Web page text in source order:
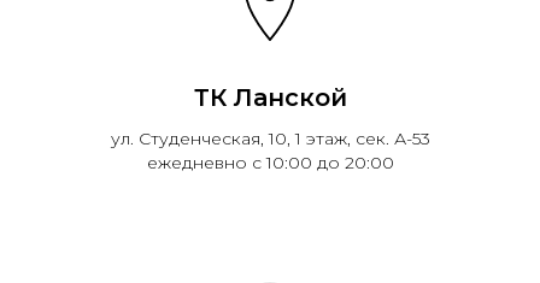
ТК Ланской
ул. Студенческая, 10, 1 этаж, сек. А-53
ежедневно с 10:00 до 20:00